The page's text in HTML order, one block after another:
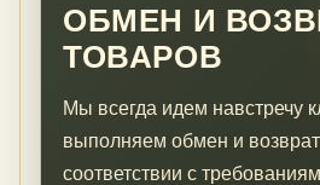
ОБМЕН И
ТОВАРОВ
Мы всегда идем навстречу
выполняем обмен и
соответствии с